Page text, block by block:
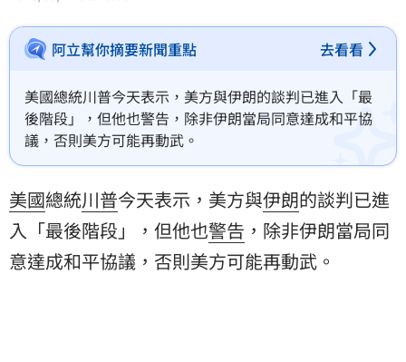
阿立幫你摘要新聞重點 去看看
美國總統川普今天表示，美方與伊朗的談判已進入「最
後階段」，但他也警告，除非伊朗當局同意達成和平協
議，否則美方可能再動武。
美國總統川普今天表示，美方與伊朗的談判已進
入「最後階段」，但他也警告 ，除非伊朗當局同
意達成和平協議，否則美方可能再動武。